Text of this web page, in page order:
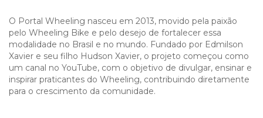
O Portal Wheeling nasceu em 2013, movido pela paixão
pelo Wheeling Bike e pelo desejo de fortalecer essa
modalidade no Brasil e no mundo. Fundado por Edmilson
Xavier e seu filho Hudson Xavier, o projeto começou como
um canal no YouTube, com o objetivo de divulgar, ensinar e
inspirar praticantes do Wheeling, contribuindo diretamente
para o crescimento da comunidade.